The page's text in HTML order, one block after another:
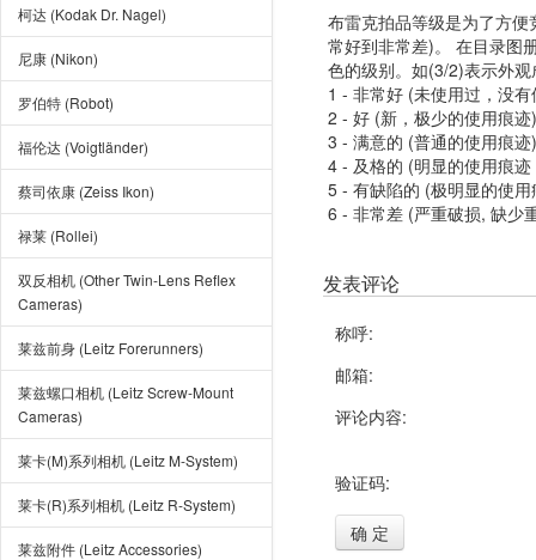
柯达 (Kodak Dr. Nagel)
尼康 (Nikon)
罗伯特 (Robot)
福伦达 (Voigtländer)
蔡司依康 (Zeiss Ikon)
禄莱 (Rollei)
双反相机 (Other Twin-Lens Reflex
Cameras)
莱兹前身 (Leitz Forerunners)
莱兹螺口相机 (Leitz Screw-Mount
Cameras)
莱卡(M)系列相机 (Leitz M-System)
莱卡(R)系列相机 (Leitz R-System)
莱兹附件 (Leitz Accessories)
布雷克拍品等级是为了方
常好到非常差)。 在目录图
色的级别。如(3/2)表示外
1 - 非常好 (未使用过，没
2 - 好 (新，极少的使用痕迹)
3 - 满意的 (普通的使用痕迹)
4 - 及格的 (明显的使用痕
5 - 有缺陷的 (极明显的使
6 - 非常差 (严重破损, 缺少
发表评论
称呼:
邮箱:
评论内容:
验证码:
确 定